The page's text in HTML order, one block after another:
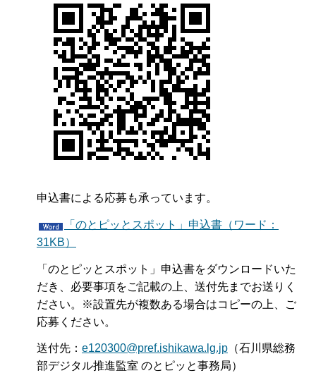
申込書による応募も承っています。
「のとピッとスポット」申込書（ワード：
31KB）
「のとピッとスポット」申込書をダウンロードいた
だき、必要事項をご記載の上、送付先までお送りく
ださい。※設置先が複数ある場合はコピーの上、ご
応募ください。
送付先： e120300@pref.ishikawa.lg.jp （石川県総務
部デジタル推進監室 のとピッと事務局）